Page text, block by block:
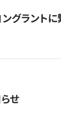
ングラント
せ